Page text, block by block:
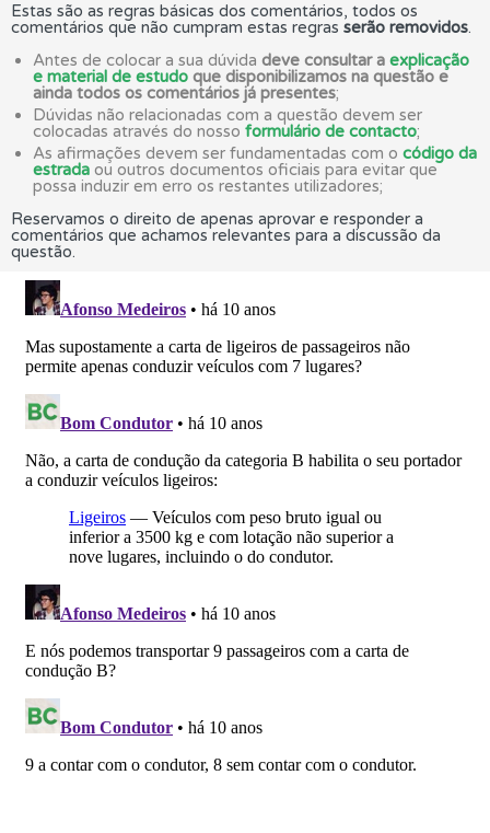
Estas são as regras básicas dos comentários, todos os
comentários que não cumpram estas regras serão removidos.
Antes de colocar a sua dúvida deve consultar a explicação
e material de estudo que disponibilizamos na questão e
ainda todos os comentários já presentes;
Dúvidas não relacionadas com a questão devem ser
colocadas através do nosso formulário de contacto;
As afirmações devem ser fundamentadas com o código da
estrada ou outros documentos oficiais para evitar que
possa induzir em erro os restantes utilizadores;
Reservamos o direito de apenas aprovar e responder a
comentários que achamos relevantes para a discussão da
questão.